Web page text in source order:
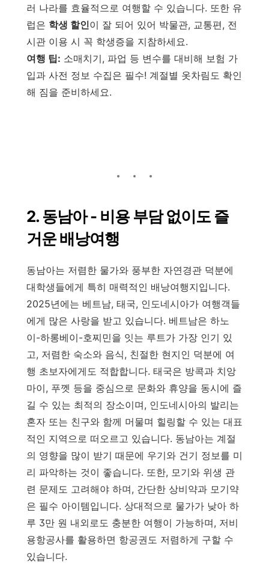
러 나라를 효율적으로 여행할 수 있습니다. 또한 유
럽은 학생 할인이 잘 되어 있어 박물관, 교통편, 전
시관 이용 시 꼭 학생증을 지참하세요.
여행 팁: 소매치기, 파업 등 변수를 대비해 보험 가
입과 사전 정보 수집은 필수! 계절별 옷차림도 확인
해 짐을 준비하세요.
2. 동남아 - 비용 부담 없이도 즐
거운 배낭여행
동남아는 저렴한 물가와 풍부한 자연경관 덕분에
대학생들에게 특히 매력적인 배낭여행지입니다.
2025년에는 베트남, 태국, 인도네시아가 여행객들
에게 많은 사랑을 받고 있습니다. 베트남은 하노
이-하롱베이-호찌민을 잇는 루트가 가장 인기 있
고, 저렴한 숙소와 음식, 친절한 현지인 덕분에 여
행 초보자에게도 적합합니다. 태국은 방콕과 치앙
마이, 푸껫 등을 중심으로 문화와 휴양을 동시에 즐
길 수 있는 최적의 장소이며, 인도네시아의 발리는
혼자 또는 친구와 함께 머물며 힐링할 수 있는 대표
적인 지역으로 떠오르고 있습니다. 동남아는 계절
의 영향을 많이 받기 때문에 우기와 건기 정보를 미
리 파악하는 것이 좋습니다. 또한, 모기와 위생 관
련 문제도 고려해야 하며, 간단한 상비약과 모기약
은 필수 아이템입니다. 상대적으로 물가가 낮아 하
루 3만 원 내외로도 충분한 여행이 가능하며, 저비
용항공사를 활용하면 항공권도 저렴하게 구할 수
있습니다.